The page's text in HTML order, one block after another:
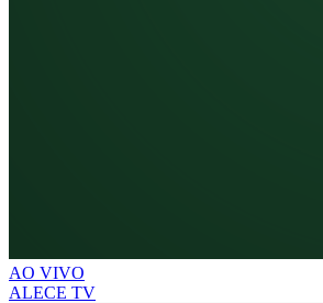
AO VIVO
ALECE TV